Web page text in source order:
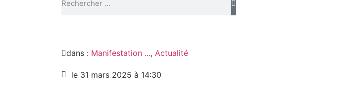
dans : Manifestation ..., Actualité
le 31 mars 2025 à 14:30